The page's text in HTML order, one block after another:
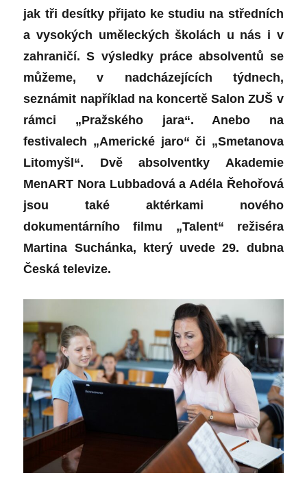
jak tři desítky přijato ke studiu na středních
a vysokých uměleckých školách u nás i v
zahraničí.S výsledky práce absolventů se
můžeme, v nadcházejících týdnech,
seznámit například na koncertě Salon ZUŠ v
rámci „Pražského jara“. Anebo na
festivalech „Americké jaro“ či „Smetanova
Litomyšl“. Dvě absolventky Akademie
MenART Nora Lubbadová a Adéla Řehořová
jsou také aktérkami nového
dokumentárního filmu „Talent“ režiséra
Martina Suchánka, který uvede 29. dubna
Česká televize.